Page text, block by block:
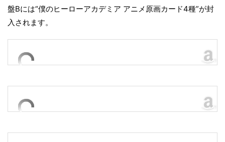
盤Bには“僕のヒーローアカデミア アニメ原画カード4種”が封
入されます。